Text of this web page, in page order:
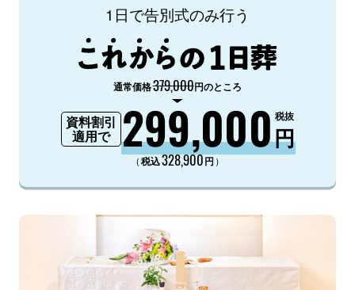
1日で告別式のみ行う
通常価格379,000円のところ
資料割引
適用で
299,000円
税抜
（税込328,900円 ）